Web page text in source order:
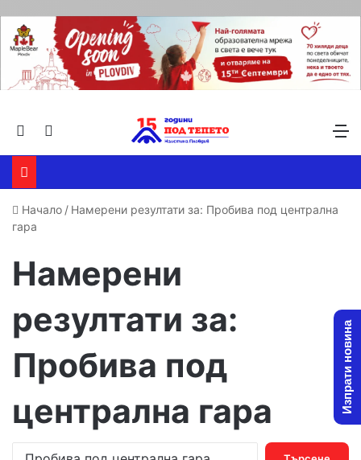
Търсене ...
Начало / Намерени резултати за: Пробива под централна
гара
Намерени
резултати за:
Пробива под
централна гара
Т
Изпрати новина